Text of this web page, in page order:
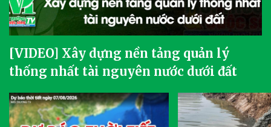
[VIDEO] Xây dựng nền tảng quản lý
thống nhất tài nguyên nước dưới đất